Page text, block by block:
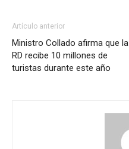
Artículo anterior
Ministro Collado afirma que la
RD recibe 10 millones de
turistas durante este año